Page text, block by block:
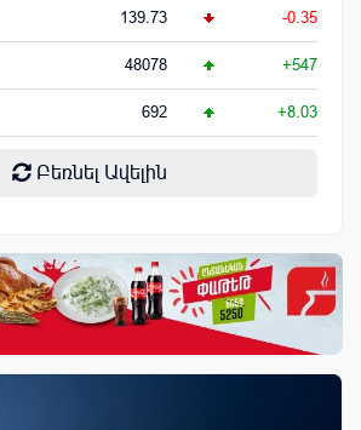
139.73 -0.35
48078 +547
692 +8.03
Բեռնել Ավելին